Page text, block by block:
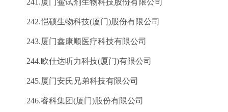
241.厦门鲎试剂生物科技股份有限公司
242.恺硕生物科技(厦门)股份有限公司
243.厦门鑫康顺医疗科技有限公司
244.欧仕达听力科技(厦门)有限公司
245.厦门安氏兄弟科技有限公司
246.睿科集团(厦门)股份有限公司